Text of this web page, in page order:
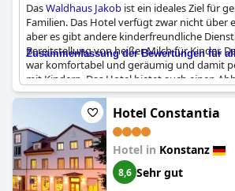
DasWaldhaus Jakob ist ein ideales Ziel für
Familien. Das Hotel verfügt zwar nicht über
aber es gibt andere kinderfreundliche
Bereitstellung von heißer Milch für Kinder.
war komfortabel und geräumig und damit
mit Kindern. Das Hotel bietet auch einen
Restaurant an, so dass die Familien ihre
dem Zimmer einnehmen können. Der
Frühstücksplan, der für Familien mit
Arbeitszeiten aufgrund von COVID-19 nicht
ist dasWaldhaus Jakobein großartiges Hotel
einen komfortablen und angenehmen
möchten.
Zusammenfassung der Bewertungen für
Hotel Constantia
Hotel in Konstanz
8,6 Sehr gut